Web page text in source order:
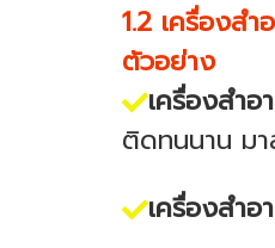
1.2 เครื่องส
ตัวอย่าง
เครื่องสำ
ติดทนนาน ม
เครื่องสำ